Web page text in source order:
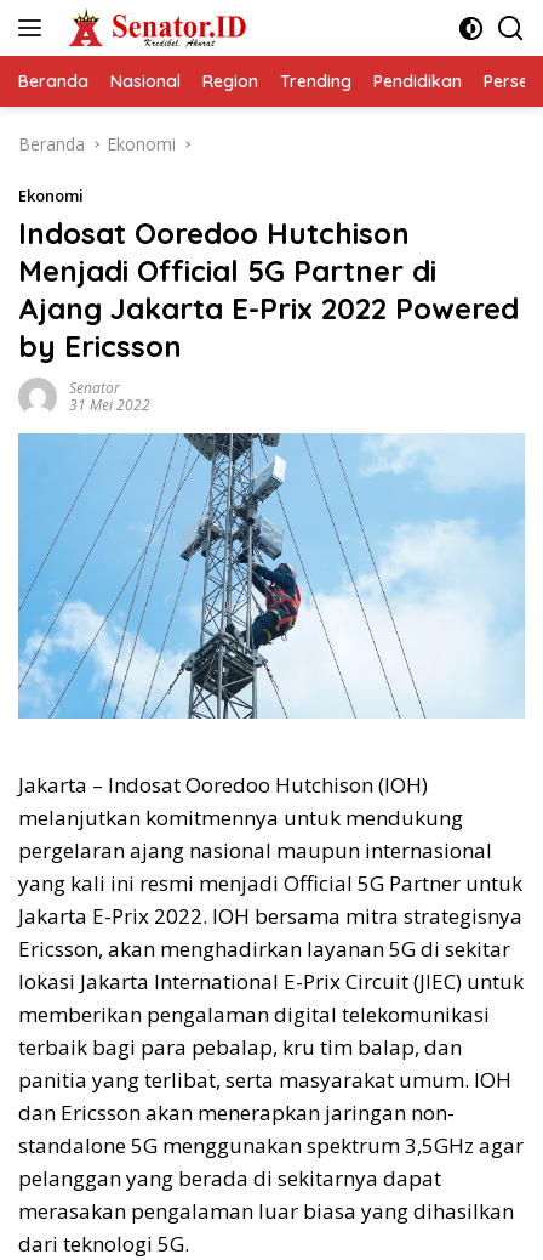
Beranda Nasional Region Trending Pendidikan
Beranda Ekonomi
Ekonomi
Indosat Ooredoo Hutchison
Menjadi Official 5G Partner di
Ajang Jakarta E-Prix 2022 Powered
by Ericsson
Senator
31 Mei 2022
Jakarta – Indosat Ooredoo Hutchison (IOH)
melanjutkan komitmennya untuk mendukung
pergelaran ajang nasional maupun internasional
yang kali ini resmi menjadi Official 5G Partner untuk
Jakarta E-Prix 2022. IOH bersama mitra strategisnya
Ericsson, akan menghadirkan layanan 5G di sekitar
lokasi Jakarta International E-Prix Circuit (JIEC) untuk
memberikan pengalaman digital telekomunikasi
terbaik bagi para pebalap, kru tim balap, dan
panitia yang terlibat, serta masyarakat umum. IOH
dan Ericsson akan menerapkan jaringan non-
standalone 5G menggunakan spektrum 3,5GHz agar
pelanggan yang berada di sekitarnya dapat
merasakan pengalaman luar biasa yang dihasilkan
dari teknologi 5G.